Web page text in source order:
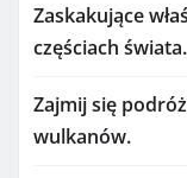
Zaskakujące
częściach świata.
Zajmij się
wulkanów.